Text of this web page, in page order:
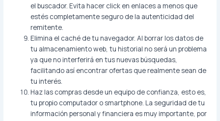
el buscador. Evita hacer click en enlaces a menos que
estés completamente seguro de la autenticidad del
remitente.
Elimina el caché de tu navegador. Al borrar los datos de
tu almacenamiento web, tu historial no será un problema
ya que no interferirá en tus nuevas búsquedas,
facilitando así encontrar ofertas que realmente sean de
tu interés.
Haz las compras desde un equipo de confianza, esto es,
tu propio computador o smartphone. La seguridad de tu
información personal y financiera es muy importante, por